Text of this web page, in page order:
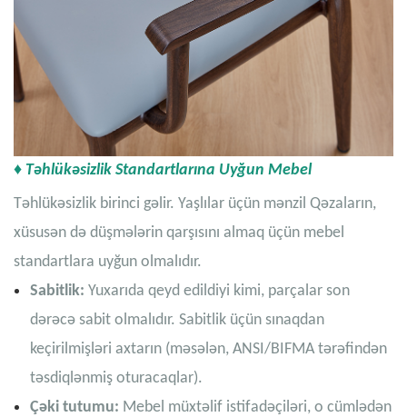
♦ Təhlükəsizlik Standartlarına Uyğun Mebel
Təhlükəsizlik birinci gəlir. Yaşlılar üçün mənzil Qəzaların,
xüsusən də düşmələrin qarşısını almaq üçün mebel
standartlara uyğun olmalıdır.
Sabitlik: Yuxarıda qeyd edildiyi kimi, parçalar son
dərəcə sabit olmalıdır. Sabitlik üçün sınaqdan
keçirilmişləri axtarın (məsələn, ANSI/BIFMA tərəfindən
təsdiqlənmiş oturacaqlar).
Çəki tutumu: Mebel müxtəlif istifadəçiləri, o cümlədən